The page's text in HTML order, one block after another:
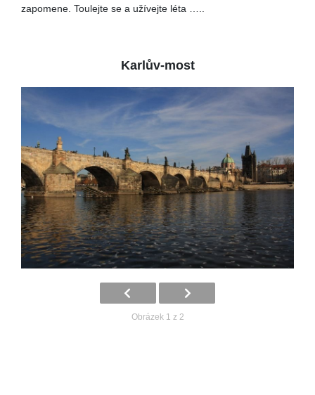
zapomene. Toulejte se a užívejte léta …..
Karlův-most
Obrázek 1 z 2